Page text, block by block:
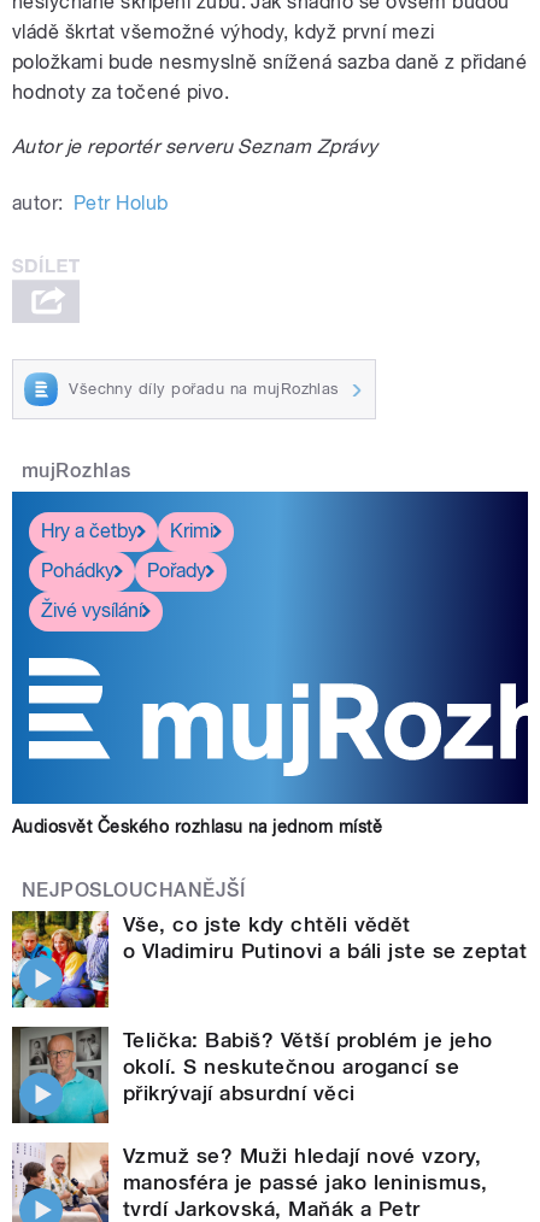
vládě škrtat všemožné výhody, když první mezi
položkami bude nesmyslně snížená sazba daně z přidané
hodnoty za točené pivo.
Autor je reportér serveru Seznam Zprávy
autor: Petr Holub
Všechny díly pořadu na mujRozhlas
mujRozhlas
Hry a četby
Krimi
Pohádky
Pořady
Živé vysílání
Audiosvět Českého rozhlasu na jednom místě
NEJPOSLOUCHANĚJŠÍ
Vše, co jste kdy chtěli vědět
o Vladimiru Putinovi a báli jste se zeptat
Telička: Babiš? Větší problém je jeho
okolí. S neskutečnou arogancí se
přikrývají absurdní věci
Vzmuž se? Muži hledají nové vzory,
manosféra je passé jako leninismus,
tvrdí Jarkovská, Maňák a Petr